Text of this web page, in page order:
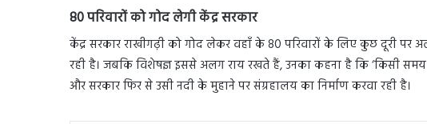
80 परिवारों को गोद लेगी केंद्र सरकार
केंद्र सरकार राखीगढ़ी को गोद लेकर वहाँ के 80 परिवारों के लिए कुछ दूरी पर
रही है। जबकि विशेषज्ञ इससे अलग राय रखते हैं, उनका कहना है कि ‘किसी
और सरकार फिर से उसी नदी के मुहाने पर संग्रहालय का निर्माण करवा रही है।